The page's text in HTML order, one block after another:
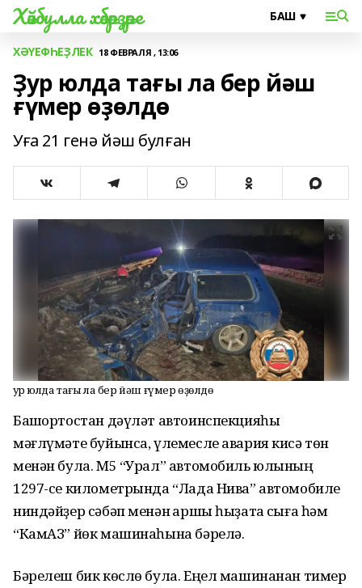
Хәйбулла хәбәрҙәре
ХӘҮЕФҺЕҘЛЕК 18 ФЕВРАЛЯ , 13:06
Ҙур юлда тағы ла бер йәш
ғүмер өҙөлдө
Уға 21 генә йәш булған
Ҙур юлда тағы ла бер йәш ғүмер өҙөлдө
Башҡортостан дәүләт автоинспекцияһы
мәғлүмәте буйынса, үлемесле авария кисә төн
менән була. М5 “Урал” автомобиль юлының
1297-се километрында “Лада Нива” автомобиле
ниндәйҙер сәбәп менән ҡаршы һыҙатҡа сыға һәм
“КамАЗ” йөк машинаһына бәрелә.
Бәрелеш бик көслө була. Еңел машинанан тимер